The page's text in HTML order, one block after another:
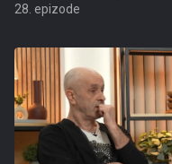
28. epizode